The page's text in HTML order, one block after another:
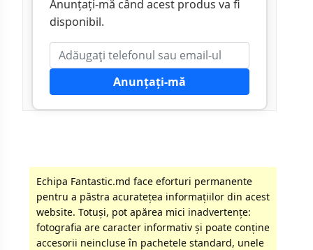
Anunțați-mă când acest produs va fi
disponibil.
Anunțați-mă
Echipa Fantastic.md face eforturi permanente
pentru a păstra acurateţea informaţiilor din acest
website. Totuși, pot apărea mici inadvertenţe:
fotografia are caracter informativ şi poate conţine
accesorii neincluse în pachetele standard, unele